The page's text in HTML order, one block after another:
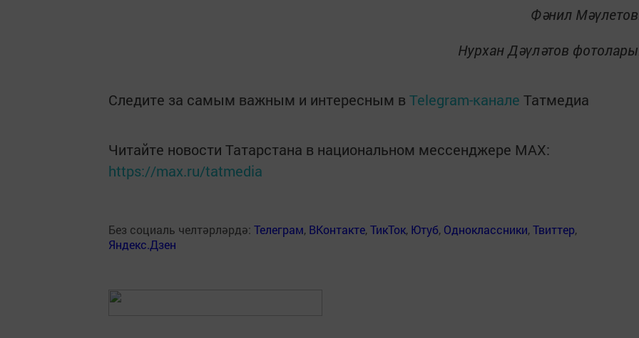
Фәнил
Нурхан Дәүләтов
Следите за самым важным и интересным в Telegram-канале Татмедиа
Читайте новости Татарстана в национальном мессенджере MАХ:
https://max.ru/tatmedia
Без социаль челтәрләрдә: Телеграм, ВКонтакте,ТикТок, Ютуб, Одноклассники,Твиттер,
Яндекс.Дзен